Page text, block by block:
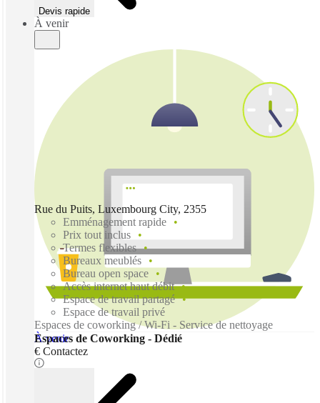
Devis rapide
À venir
À venir
Rue du Puits, Luxembourg City, 2355
Emménagement rapide
Prix tout inclus
Termes flexibles
Bureaux meublés
Bureau open space
Accès internet haut débit
Espace de travail partagé
Espace de travail privé
Espaces de coworking / Wi-Fi - Service de nettoyage
Espaces de Coworking - Dédié
€ Contactez